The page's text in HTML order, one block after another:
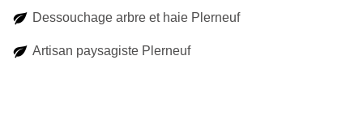
Dessouchage arbre et haie Plerneuf
Artisan paysagiste Plerneuf